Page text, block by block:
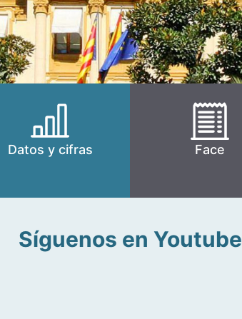
Datos y cifras Face
Síguenos en Youtube